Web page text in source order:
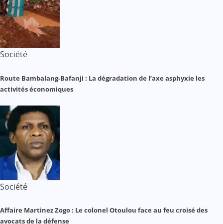
Société
Route Bambalang-Bafanji : La dégradation de l’axe asphyxie les
activités économiques
Société
Affaire Martinez Zogo : Le colonel Otoulou face au feu croisé des
avocats de la défense